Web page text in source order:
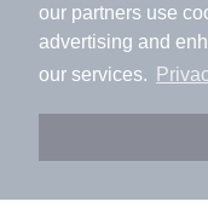
our partners use
advertising and
our services.
アプリに切り替
会員登録なしで